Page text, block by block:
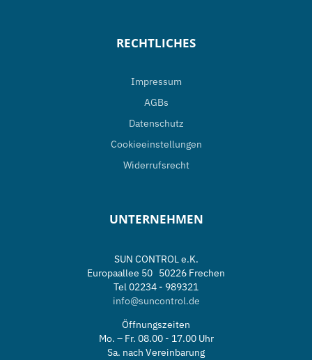
RECHTLICHES
Impressum
AGBs
Datenschutz
Cookieeinstellungen
Widerrufsrecht
UNTERNEHMEN
SUN CONTROL e.K.
Europaallee 50 50226 Frechen
Tel 02234 - 989321
info@suncontrol.de
Öffnungszeiten
Mo. – Fr. 08.00 - 17.00 Uhr
Sa. nach Vereinbarung